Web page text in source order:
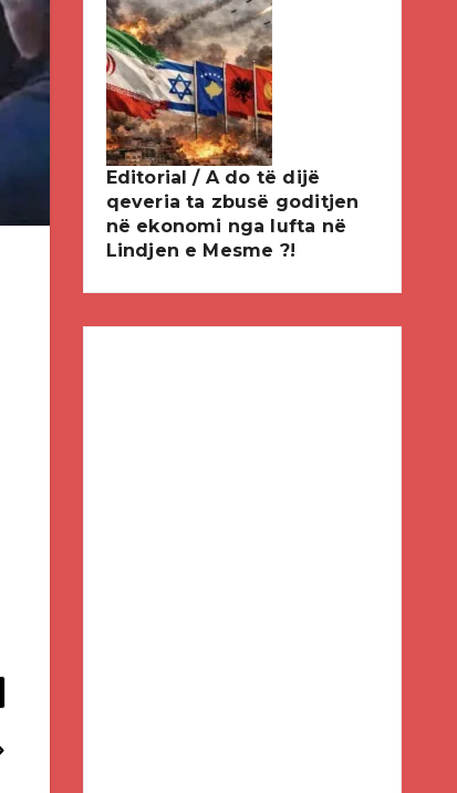
Editorial / A do të dijë
qeveria ta zbusë goditjen
në ekonomi nga lufta në
Lindjen e Mesme ?!